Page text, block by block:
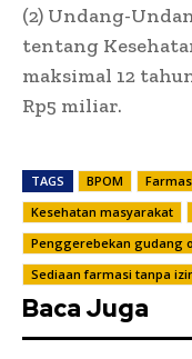
(2) Undang-
tentang
maksimal 12
Rp5 miliar.
TAGS BPOM
Kesehatan masyarakat
Penggerebekan gudang
Sediaan farmasi tanpa
Baca Juga